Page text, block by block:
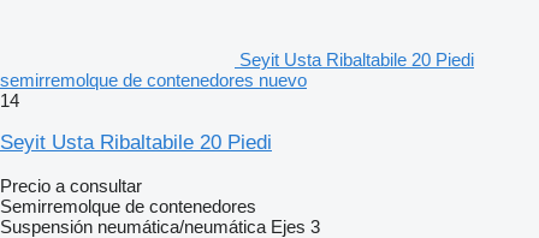
Seyit Usta Ribaltabile 20 Piedi
semirremolque de contenedores nuevo
14
Seyit Usta Ribaltabile 20 Piedi
Precio a consultar
Semirremolque de contenedores
Suspensión neumática/neumática Ejes 3